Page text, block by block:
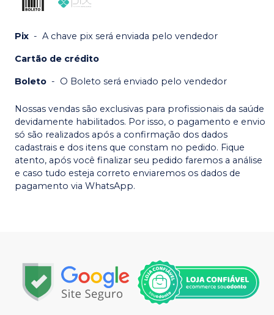
Pix - A chave pix será enviada pelo vendedor
Cartão de crédito
Boleto - O Boleto será enviado pelo vendedor
Nossas vendas são exclusivas para profissionais da saúde
devidamente habilitados. Por isso, o pagamento e envio
só são realizados após a confirmação dos dados
cadastrais e dos itens que constam no pedido. Fique
atento, após você finalizar seu pedido faremos a análise
e caso tudo esteja correto enviaremos os dados de
pagamento via WhatsApp.